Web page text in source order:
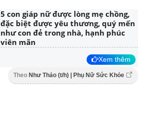
5 con giáp nữ được lòng mẹ chồng,
đặc biệt được yêu thương, quý mến
như con đẻ trong nhà, hạnh phúc
viên mãn
Xem thêm
Theo Như Thảo (t/h) | Phụ Nữ Sức Khỏe